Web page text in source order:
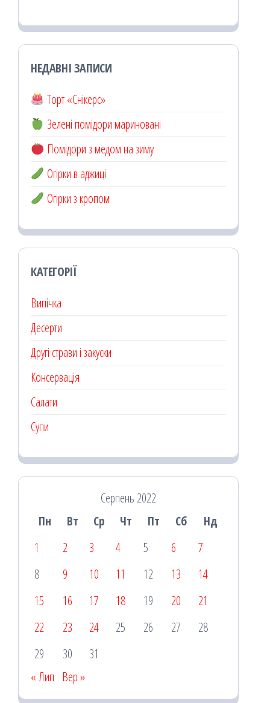
НЕДАВНІ ЗАПИСИ
Торт «Снікерс»
Зелені помідори мариновані
Помідори з медом на зиму
Огірки в аджиці
Огірки з кропом
КАТЕГОРІЇ
Випічка
Десерти
Другі страви і закуски
Консервація
Салати
Супи
Серпень 2022
Пн
Вт Ср Чт Пт Сб
Нд
1
2 3 4 5 6
7
8
9 10 11 12 13
14
15
16 17 18 19 20
21
22
23 24 25 26 27
28
29
30
31
« Лип Вер »